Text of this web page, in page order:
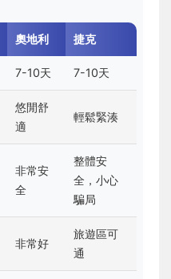
奧地利 捷克
7-10天 7-10天
悠閒舒
適
輕鬆緊湊
非常安
全
整體安
全，小心
騙局
非常好
旅遊區可
通